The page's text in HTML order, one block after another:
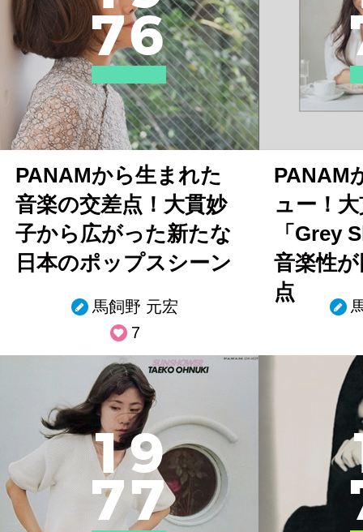
76
PANAMから生まれた
音楽の交差点！大貫妙
子から広がった新たな
日本のポップスシーン
馬飼野 元宏
7
PANAM
ュー！
「Grey
音楽性
点
19
77